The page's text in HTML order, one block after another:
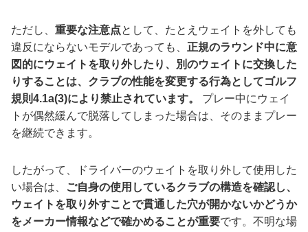
ただし、 重要な注意点として、たとえウェイトを外しても
違反にならないモデルであっても、 正規のラウンド中に意
図的にウェイトを取り外したり、別のウェイトに交換した
りすることは、クラブの性能を変更する行為としてゴルフ
規則4.1a(3)により禁止されています。
プレー中にウェイ
トが偶然緩んで脱落してしまった場合は、そのままプレー
を継続できます。
したがって、ドライバーのウェイトを取り外して使用した
い場合は、
ご自身の使用しているクラブの構造を確認し、
ウェイトを取り外すことで貫通した穴が開かないかどうか
をメーカー情報などで確かめることが重要です。不明な場